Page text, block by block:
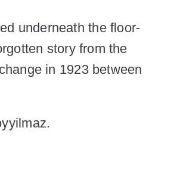
underneath the floor-
story from the
in 1923 between